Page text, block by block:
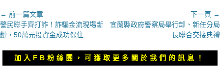
文
章
導
覽
← 前一篇文章
上
一
章：
警民聯手齊打詐！詐騙金流現場斷
鏈，50萬元投資金成功保住
下一頁 →
下
文
章：
宜蘭縣政府警察局舉行卸、新任分局
長聯合交接典禮
加入FB粉絲團，可獲取更多關於我們的訊息！